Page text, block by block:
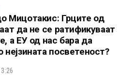
Мицотакис: Грците од
да не се ратификуваат
а ЕУ од нас бара да
нејзината посветеност?